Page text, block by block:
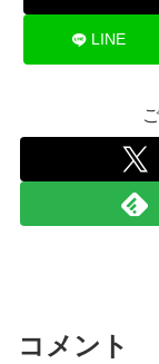
LINE
コメント